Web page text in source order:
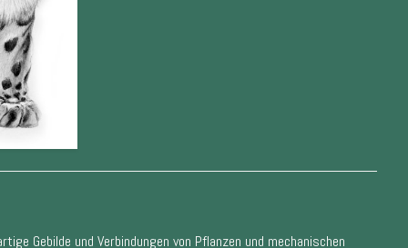
Gebilde und Verbindungen von Pflanzen und mechanischen